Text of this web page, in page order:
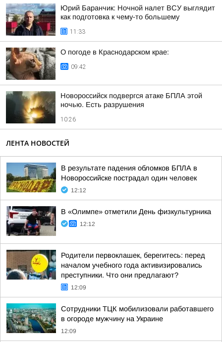
Юрий Баранчик: Ночной налет ВСУ выглядит
как подготовка к чему-то большему
11:33
О погоде в Краснодарском крае:
09:42
Новороссийск подвергся атаке БПЛА этой
ночью. Есть разрушения
10:26
ЛЕНТА НОВОСТЕЙ
В результате падения обломков БПЛА в
Новороссийске пострадал один человек
12:12
В «Олимпе» отметили День физкультурника
12:12
Родители первоклашек, берегитесь: перед
началом учебного года активизировались
преступники. Что они предлагают?
12:09
Сотрудники ТЦК мобилизовали работавшего
в огороде мужчину на Украине
12:09